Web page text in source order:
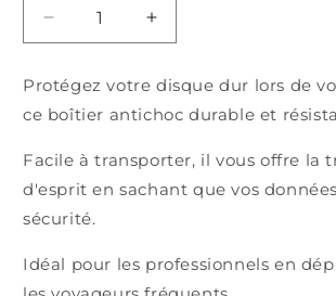
Réduire
la
de
Boitier
Voyage
Antichoc
pour
disque
dur
Augmenter
la
de
Boitier
Voyage
Antichoc
dur
Protégez votre disque dur lors de
ce boîtier antichoc durable et
Facile à transporter, il vous offre la
d'esprit en sachant que vos
sécurité.
Idéal pour les professionnels en